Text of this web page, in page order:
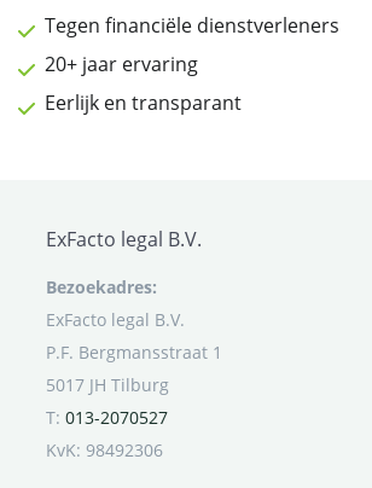
Tegen financiële dienstverleners
20+ jaar ervaring
Eerlijk en transparant
ExFacto legal B.V.
Bezoekadres:
ExFacto legal B.V.
P.F. Bergmansstraat 1
5017 JH Tilburg
T: 013-2070527
KvK: 98492306